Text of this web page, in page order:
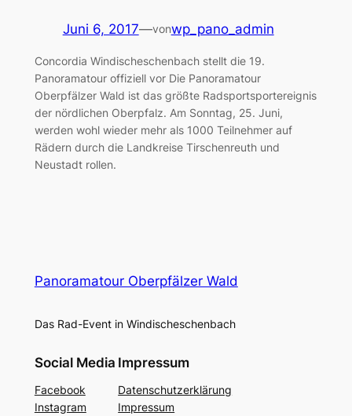
Juni 6, 2017—vonwp_pano_admin
Concordia Windischeschenbach stellt die 19.
Panoramatour offiziell vor Die Panoramatour
Oberpfälzer Wald ist das größte Radsportsportereignis
der nördlichen Oberpfalz. Am Sonntag, 25. Juni,
werden wohl wieder mehr als 1000 Teilnehmer auf
Rädern durch die Landkreise Tirschenreuth und
Neustadt rollen.
Panoramatour Oberpfälzer Wald
Das Rad-Event in Windischeschenbach
Social Media
Facebook
Instagram
Impressum
Datenschutzerklärung
Impressum